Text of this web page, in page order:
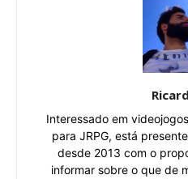
Interessado em
para JRPG, está
desde 2013 com o
informar sobre o que de